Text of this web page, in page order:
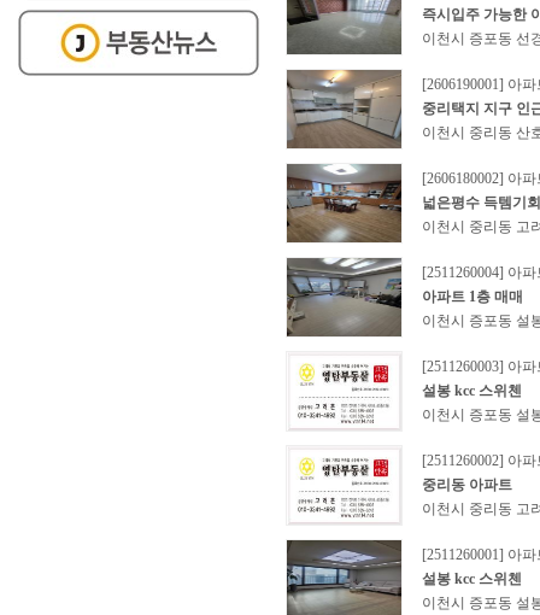
즉시입주 가능한
이천시 증포동 선
[2606190001] 아파
중리택지 지구 인
이천시 중리동 산
[2606180002] 아파
넓은평수 득템기회
이천시 중리동 고
[2511260004] 아파
아파트 1층 매매
이천시 증포동 설
[2511260003] 아파
설봉 kcc 스위첸
이천시 증포동 설
[2511260002] 아파
중리동 아파트
이천시 중리동 고
[2511260001] 아파
설봉 kcc 스위첸
이천시 증포동 설